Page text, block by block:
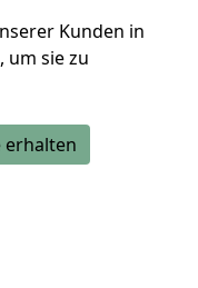
Kunden in
um sie zu
erhalten